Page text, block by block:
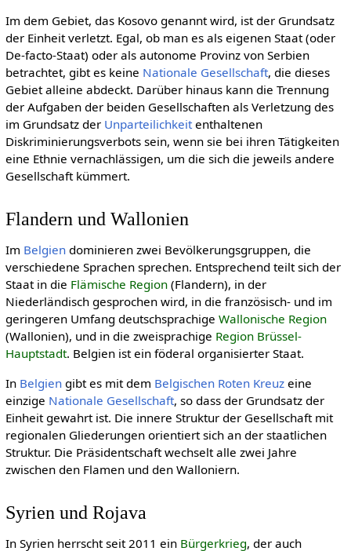
Im dem Gebiet, das Kosovo genannt wird, ist der Grundsatz
der Einheit verletzt. Egal, ob man es als eigenen Staat (oder
De-facto-Staat) oder als autonome Provinz von Serbien
betrachtet, gibt es keine Nationale Gesellschaft, die dieses
Gebiet alleine abdeckt. Darüber hinaus kann die Trennung
der Aufgaben der beiden Gesellschaften als Verletzung des
im Grundsatz der Unparteilichkeitenthaltenen
Diskriminierungsverbots sein, wenn sie bei ihren Tätigkeiten
eine Ethnie vernachlässigen, um die sich die jeweils andere
Gesellschaft kümmert.
Flandern und Wallonien
Im Belgiendominieren zwei Bevölkerungsgruppen, die
verschiedene Sprachen sprechen. Entsprechend teilt sich der
Staat in die Flämische Region(Flandern), in der
Niederländisch gesprochen wird, in die französisch- und im
geringeren Umfang deutschsprachige Wallonische Region
(Wallonien), und in die zweisprachige Region Brüssel-
Hauptstadt. Belgien ist ein föderal organisierter Staat.
In Belgiengibt es mit dem Belgischen Roten Kreuzeine
einzige Nationale Gesellschaft, so dass der Grundsatz der
Einheit gewahrt ist. Die innere Struktur der Gesellschaft mit
regionalen Gliederungen orientiert sich an der staatlichen
Struktur. Die Präsidentschaft wechselt alle zwei Jahre
zwischen den Flamen und den Walloniern.
Syrien und Rojava
In Syrien herrscht seit 2011 ein Bürgerkrieg, der auch